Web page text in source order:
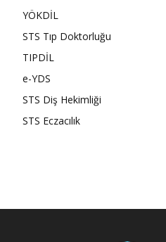
YÖKDİL
STS Tıp Doktorluğu
TIPDİL
e-YDS
STS Diş Hekimliği
STS Eczacılık